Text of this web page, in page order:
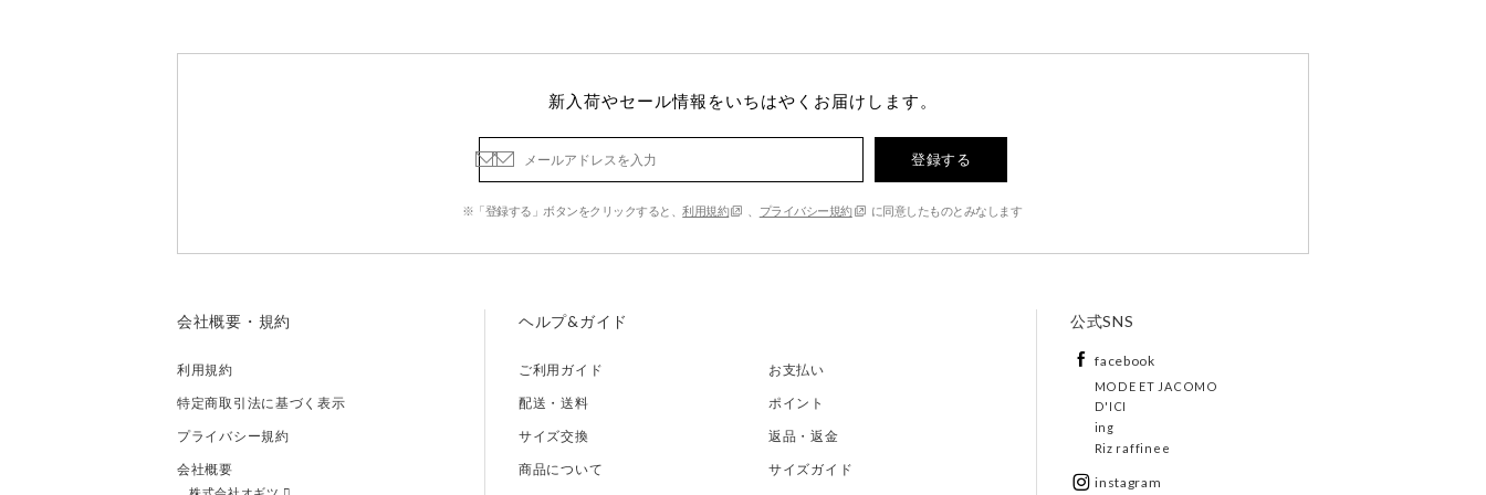
新入荷やセール情報をいちはやくお届けします。
登録する
※「登録する」ボタンをクリックすると、利用規約 プライバシー規約 に同意したものとみなします
会社概要・規約
利用規約
特定商取引法に基づく表示
プライバシー規約
会社概要
株式会社オギツ
ヘルプ&ガイド
ご利用ガイド
お支払い
配送・送料
ポイント
サイズ交換
返品・返金
商品について
サイズガイド
公式SNS
facebook
MODE ET JACOMO
D'ICI
ing
Riz raffinee
instagram